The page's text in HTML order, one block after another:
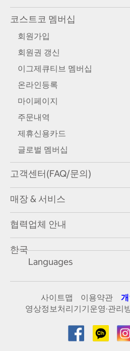
코스트코 멤버십
회원가입
회원권 갱신
이그제큐티브 멤버십
온라인등록
마이페이지
주문내역
제휴신용카드
글로벌 멤버십
고객센터(FAQ/문의)
매장 & 서비스
협력업체 안내
한국
Languages
사이트맵 이용약관
영상정보처리기기운영·관리